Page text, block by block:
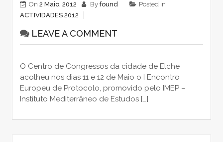
On 2 Maio, 2012 By found
Posted in
ACTIVIDADES 2012
LEAVE A COMMENT
O Centro de Congressos da cidade de Elche
acolheu nos dias 11 e 12 de Maio o I Encontro
Europeu de Protocolo, promovido pelo IMEP –
Instituto Mediterrâneo de Estudos […]